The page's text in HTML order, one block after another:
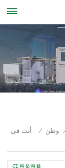
أنت في : / وطن